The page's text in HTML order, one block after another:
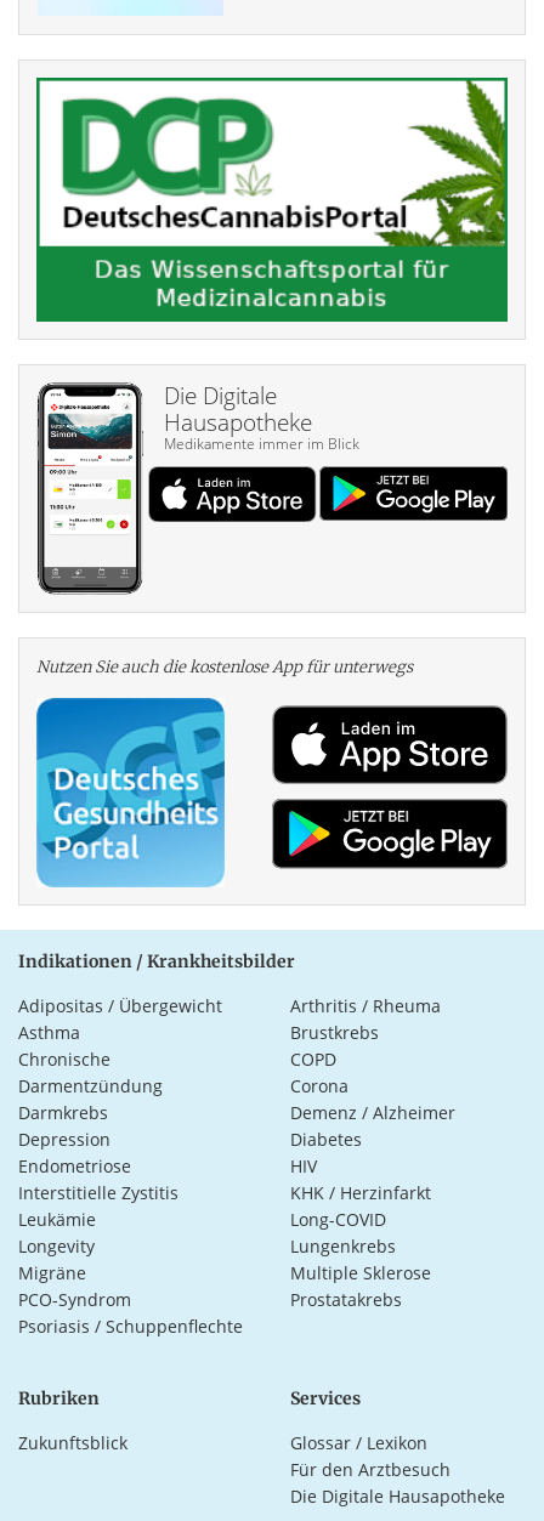
Die Digitale
Hausapotheke
Medikamente immer im Blick
Nutzen Sie auch die kosten­lose App für unterwegs
Indikationen / Krankheitsbilder
Adipositas / Übergewicht
Arthritis / Rheuma
Asthma
Brustkrebs
Chronische
Darmentzündung
COPD
Corona
Darmkrebs
Demenz / Alzheimer
Depression
Diabetes
Endometriose
HIV
Interstitielle Zystitis
KHK / Herzinfarkt
Leukämie
Long-COVID
Longevity
Lungenkrebs
Migräne
Multiple Sklerose
PCO-Syndrom
Prostatakrebs
Psoriasis / Schuppenflechte
Rubriken
Zukunftsblick
Services
Glossar / Lexikon
Für den Arztbesuch
Die Digitale Hausapotheke